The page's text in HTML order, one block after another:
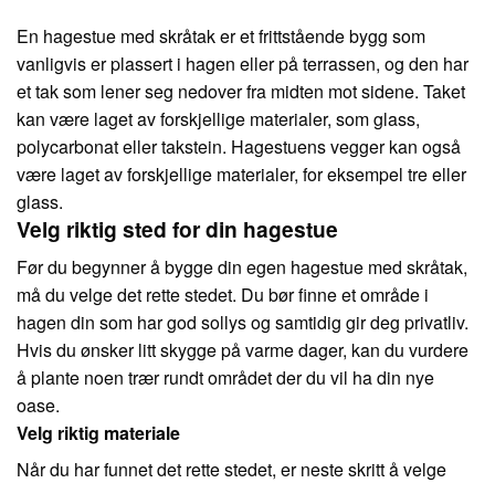
En hagestue med skråtak er et frittstående bygg som
vanligvis er plassert i hagen eller på terrassen, og den har
et tak som lener seg nedover fra midten mot sidene. Taket
kan være laget av forskjellige materialer, som glass,
polycarbonat eller takstein. Hagestuens vegger kan også
være laget av forskjellige materialer, for eksempel tre eller
glass.
Velg riktig sted for din hagestue
Før du begynner å bygge din egen hagestue med skråtak,
må du velge det rette stedet. Du bør finne et område i
hagen din som har god sollys og samtidig gir deg privatliv.
Hvis du ønsker litt skygge på varme dager, kan du vurdere
å plante noen trær rundt området der du vil ha din nye
oase.
Velg riktig materiale
Når du har funnet det rette stedet, er neste skritt å velge